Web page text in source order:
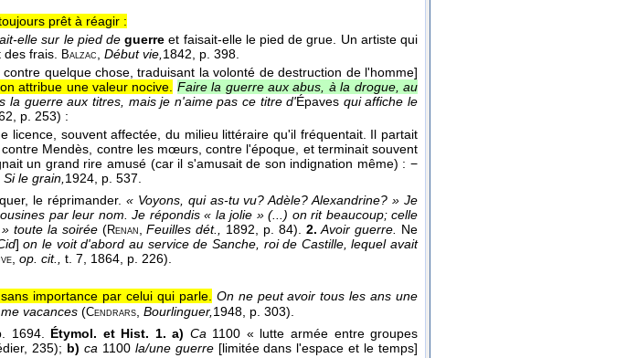
prêt à réagir :
elle sur le pied deguerreet faisait-elle le pied de grue. Un artiste qui
des frais. Balzac, Début vie,1842, p. 398.
quelque chose, traduisant la volonté de destruction de l'homme]
attribue une valeur nocive. Faire la guerre aux abus, à la drogue, au
la guerre aux titres, mais je n'aime pas ce titre d'Épaves qui affiche le
, p. 253) :
licence, souvent affectée, du milieu littéraire qu'il fréquentait. Il partait
Mendès, contre les mœurs, contre l'époque, et terminait souvent
un grand rire amusé (car il s'amusait de son indignation même) : −
Si le grain,1924, p. 537.
le réprimander. « Voyons, qui as-tu vu? Adèle? Alexandrine? » Je
par leur nom. Je répondis « la jolie » (...) on rit beaucoup; celle
toute la soirée (Renan,Feuilles dét., 1892, p. 84). 2.Avoir guerre. Ne
]on le voit d'abord au service de Sanche, roi de Castille, lequel avait
, op. cit., t. 7, 1864, p. 226).
importance par celui qui parle. On ne peut avoir tous les ans une
vacances (Cendrars, Bourlinguer,1948, p. 303).
1694. Étymol. et Hist. 1. a) Ca 1100 « lutte armée entre groupes
235); b) ca 1100 la/une guerre [limitée dans l'espace et le temps]